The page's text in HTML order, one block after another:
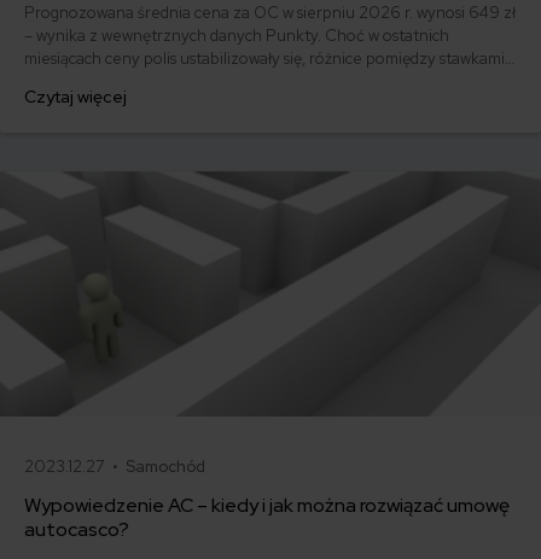
Prognozowana średnia cena za OC w sierpniu 2026 r. wynosi 649 zł
– wynika z wewnętrznych danych Punkty. Choć w ostatnich
miesiącach ceny polis ustabilizowały się, różnice pomiędzy stawkami
500 zł, inni – powyżej 1500 zł. Gdzie znaleźć najtańsze OC w Polsce
Czytaj więcej
2023.12.27 • Samochód
Wypowiedzenie AC – kiedy i jak można rozwiązać umowę
autocasco?